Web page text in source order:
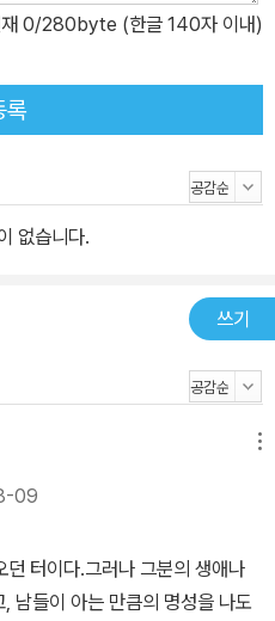
다. 할아버지는 부단한 노력 끝에
에서 한창 이름을 떨치게 되지
고문을 겪고 감옥에 갇혀 1심에서
이 이른바 ‘동베를린간첩단사
해야 했던 윤이상 할아버지는 나
당함에 눈을 뜬다. 감옥에 갇히고
이상 할아버지는 그저 세계적인 작
한민국의 민주화를 위해 노력하
증명한 윤이상 할아버지. 이 책
고 감동적인 삶을 통해 할아버지의
현대사까지도 생생하게 만날 수
를 음악처럼 들으며 자라난 어린
표현하는 세계적인 작곡가가 되
반대에도 음악 선생님을 찾아
0/280byte (한글 140자 이내)
록
없습니다.
쓰기
09
터이다.그러나 그분의 생애나
남들이 아는 만큼의 명성을 나도